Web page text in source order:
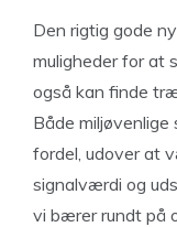
Den rigtig gode
muligheder for at
også kan finde
Både
fordel, udover at
signalværdi og
vi bærer rundt på